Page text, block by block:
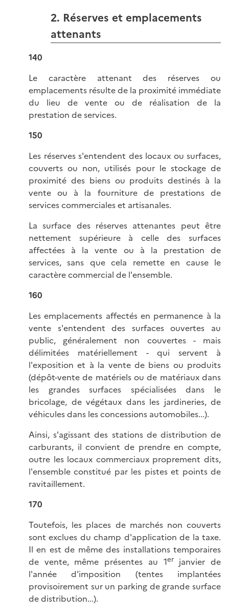
2. Réserves et emplacements
attenants
140
Le caractère attenant des réserves ou
emplacements résulte de la proximité immédiate
du lieu de vente ou de réalisation de la
prestation de services.
150
Les réserves s'entendent des locaux ou surfaces,
couverts ou non, utilisés pour le stockage de
proximité des biens ou produits destinés à la
vente ou à la fourniture de prestations de
services commerciales et artisanales.
La surface des réserves attenantes peut être
nettement supérieure à celle des surfaces
affectées à la vente ou à la prestation de
services, sans que cela remette en cause le
caractère commercial de l'ensemble.
160
Les emplacements affectés en permanence à la
vente s'entendent des surfaces ouvertes au
public, généralement non couvertes - mais
délimitées matériellement - qui servent à
l'exposition et à la vente de biens ou produits
(dépôt-vente de matériels ou de matériaux dans
les grandes surfaces spécialisées dans le
bricolage, de végétaux dans les jardineries, de
véhicules dans les concessions automobiles...).
Ainsi, s'agissant des stations de distribution de
carburants, il convient de prendre en compte,
outre les locaux commerciaux proprement dits,
l'ensemble constitué par les pistes et points de
ravitaillement.
170
Toutefois, les places de marchés non couverts
sont exclues du champ d'application de la taxe.
Il en est de même des installations temporaires
de vente, même présentes au 1erjanvier de
l'année d'imposition (tentes implantées
provisoirement sur un parking de grande surface
de distribution...).